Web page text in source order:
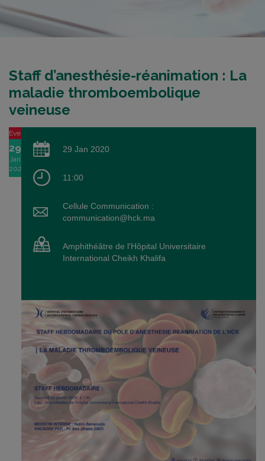
Staff d’anesthésie-réanimation : La
maladie thromboembolique
veineuse
Event
29
Jan
2020
29 Jan 2020
11:00
Cellule Communication :
communication@hck.ma
Amphithéâtre de l'Hôpital Universitaire
International Cheikh Khalifa